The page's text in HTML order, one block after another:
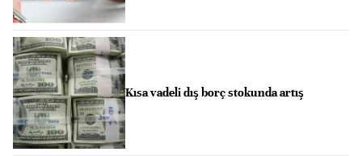
Kısa vadeli dış borç stokunda artış